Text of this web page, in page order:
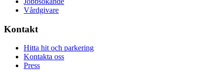
Vårdgivare
Kontakt
Hitta hit och parkering
Kontakta oss
Press